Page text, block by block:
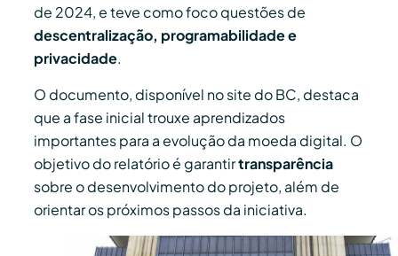
de 2024, e teve como foco questões de
descentralização, programabilidade e
privacidade.
O documento, disponível no site do BC, destaca
que a fase inicial trouxe aprendizados
importantes para a evolução da moeda digital. O
objetivo do relatório é garantirtransparência
sobre o desenvolvimento do projeto, além de
orientar os próximos passos da iniciativa.